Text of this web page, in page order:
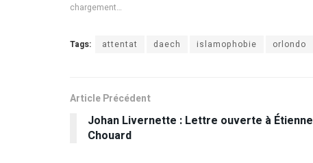
chargement…
Tags: attentat daech islamophobie orlondo
Article Précédent
Johan Livernette : Lettre ouverte à Étienne
Chouard